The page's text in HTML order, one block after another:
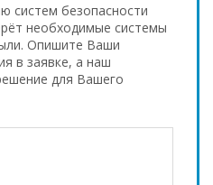
систем безопасности
необходимые системы
Опишите Ваши
в заявке, а наш
для Вашего